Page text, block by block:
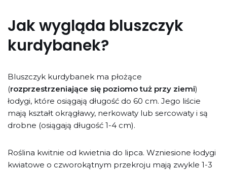
Jak wygląda bluszczyk
kurdybanek?
Bluszczyk kurdybanek ma płożące
(rozprzestrzeniające się poziomo tuż przy ziemi)
łodygi, które osiągają długość do 60 cm. Jego liście
mają kształt okrągławy, nerkowaty lub sercowaty i są
drobne (osiągają długość 1-4 cm).
Roślina kwitnie od kwietnia do lipca. Wzniesione łodygi
kwiatowe o czworokątnym przekroju mają zwykle 1-3